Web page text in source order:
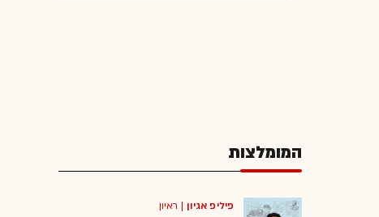
מינוי בכירים
המומלצות
פיליפ אגיון | ראיון